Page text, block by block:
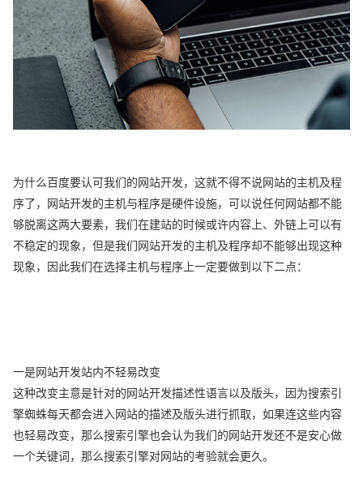
为什么百度要认可我们的网站开发，这就不得不说网站的主机及程
序了，网站开发的主机与程序是硬件设施，可以说任何网站都不能
够脱离这两大要素，我们在建站的时候或许内容上、外链上可以有
不稳定的现象，但是我们网站开发的主机及程序却不能够出现这种
现象，因此我们在选择主机与程序上一定要做到以下二点：
一是网站开发站内不轻易改变
这种改变主意是针对的网站开发描述性语言以及版头，因为搜索引
擎蜘蛛每天都会进入网站的描述及版头进行抓取，如果连这些内容
也轻易改变，那么搜索引擎也会认为我们的网站开发还不是安心做
一个关键词，那么搜索引擎对网站的考验就会更久。